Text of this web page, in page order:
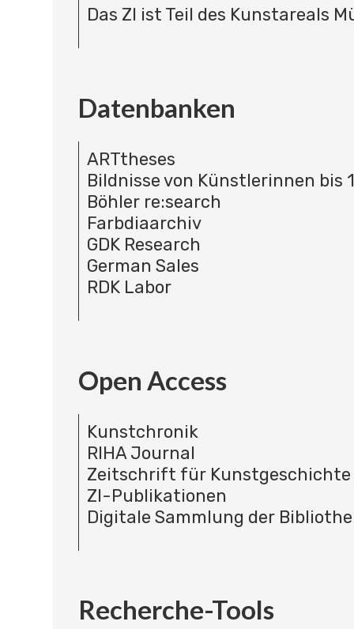
Das ZI ist Teil des Kunstareals
Datenbanken
ARTtheses
Bildnisse von Künstlerinnen bis
Böhler re:search
Farbdiaarchiv
GDK Research
German Sales
RDK Labor
Open Access
Kunstchronik
RIHA Journal
Zeitschrift für Kunstgeschichte
ZI-Publikationen
Digitale Sammlung der
Recherche-Tools